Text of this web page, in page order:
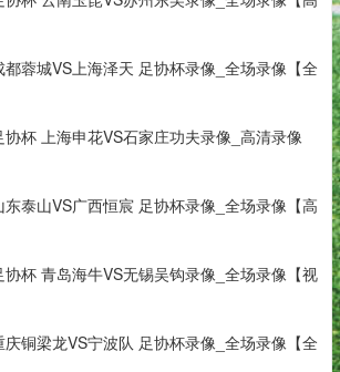
蓉城VS上海泽天 足协杯录像_全场录像【全
杯 上海申花VS石家庄功夫录像_高清录像
泰山VS广西恒宸 足协杯录像_全场录像【高
杯 青岛海牛VS无锡吴钩录像_全场录像【视
铜梁龙VS宁波队 足协杯录像_全场录像【全